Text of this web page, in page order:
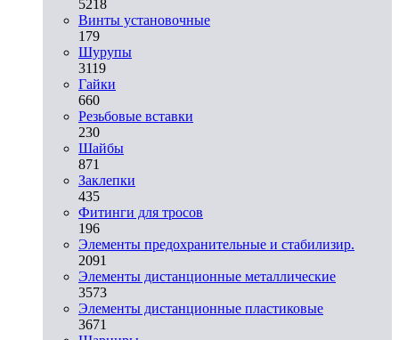
5218
Винты установочные
179
Шурупы
3119
Гайки
660
Резьбовые вставки
230
Шайбы
871
Заклепки
435
Фитинги для тросов
196
Элементы предохранительные и стабилизир.
2091
Элементы дистанционные металлические
3573
Элементы дистанционные пластиковые
3671